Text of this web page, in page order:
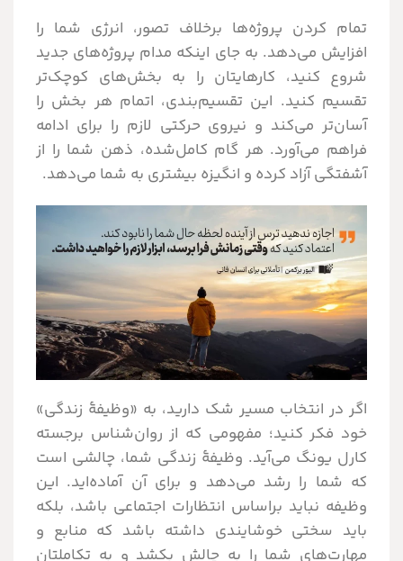
تمام کردن پروژه‌ها برخلاف تصور، انرژی شما را
افزایش می‌دهد. به جای اینکه مدام پروژه‌های جدید
شروع کنید، کارهایتان را به بخش‌های کوچک‌تر
تقسیم کنید. این تقسیم‌بندی، اتمام هر بخش را
آسان‌تر می‌کند و نیروی حرکتی لازم را برای ادامه
فراهم می‌آورد. هر گام کامل‌شده، ذهن شما را از
آشفتگی آزاد کرده و انگیزه بیشتری به شما می‌دهد.
اگر در انتخاب مسیر شک دارید، به «وظیفۀ زندگی»
خود فکر کنید؛ مفهومی که از روان‌شناس برجسته
کارل یونگ می‌آید. وظیفۀ زندگی شما، چالشی است
که شما را رشد می‌دهد و برای آن آماده‌اید. این
وظیفه نباید براساس انتظارات اجتماعی باشد، بلکه
باید سختی خوشایندی داشته باشد که منابع و
مهارت‌های شما را به چالش بکشد و به تکاملتان